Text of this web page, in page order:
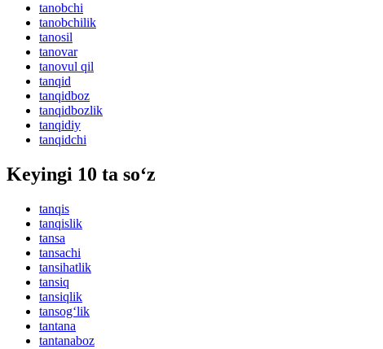
tanobchi
tanobchilik
tanosil
tanovar
tanovul qil
tanqid
tanqidboz
tanqidbozlik
tanqidiy
tanqidchi
Keyingi 10 ta so‘z
tanqis
tanqislik
tansa
tansachi
tansihatlik
tansiq
tansiqlik
tansog‘lik
tantana
tantanaboz